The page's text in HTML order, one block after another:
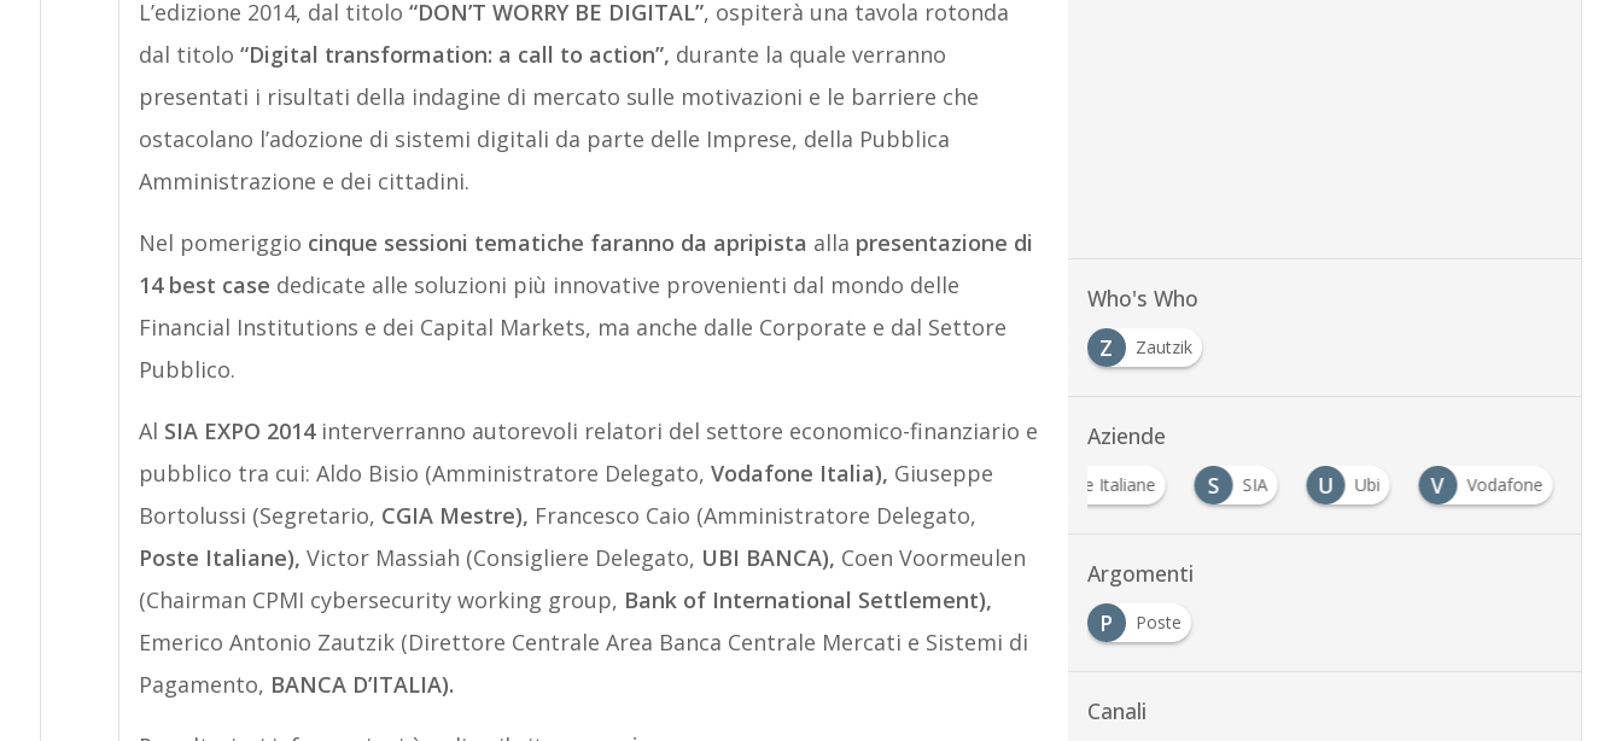
L’edizione 2014, dal titolo “DON’T WORRY BE DIGITAL”, ospiterà una tavola rotonda
dal titolo “Digital transformation: a call to action”, durante la quale verranno
presentati i risultati della indagine di mercato sulle motivazioni e le barriere che
ostacolano l’adozione di sistemi digitali da parte delle Imprese, della Pubblica
Amministrazione e dei cittadini.
Nel pomeriggio cinque sessioni tematiche faranno da apripista alla presentazione di
14 best case dedicate alle soluzioni più innovative provenienti dal mondo delle
Financial Institutions e dei Capital Markets, ma anche dalle Corporate e dal Settore
Pubblico.
Al SIA EXPO 2014 interverranno autorevoli relatori del settore economico-finanziario e
pubblico tra cui: Aldo Bisio (Amministratore Delegato, Vodafone Italia), Giuseppe
Bortolussi (Segretario, CGIA Mestre), Francesco Caio (Amministratore Delegato,
Poste Italiane), Victor Massiah (Consigliere Delegato, UBI BANCA), Coen Voormeulen
(Chairman CPMI cybersecurity working group, Bank of International Settlement),
Emerico Antonio Zautzik (Direttore Centrale Area Banca Centrale Mercati e Sistemi di
Pagamento, BANCA D’ITALIA).
Who's Who
Z
Zautzik
Aziende
Poste Italiane S SIA U Ubi V Vodafone
Argomenti
P
Poste
Canali